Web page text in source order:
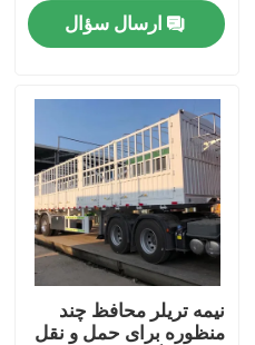
شده
دوم
ارسال سؤال
نیمه تریلر محافظ چند
منظوره برای حمل و نقل